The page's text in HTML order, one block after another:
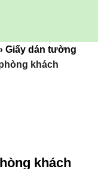
Giấy dán tường
khách
khách